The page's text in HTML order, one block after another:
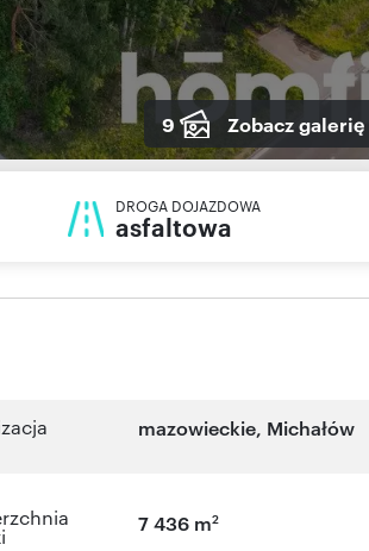
9 Zobacz galerię
DROGA DOJAZDOWA
asfaltowa
mazowieckie, Michałów
7 436 m2